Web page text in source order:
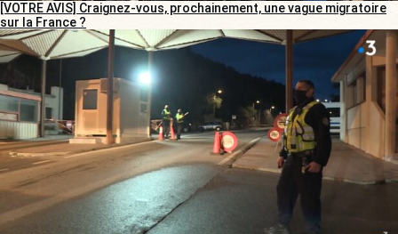
[VOTRE AVIS] Craignez-vous, prochainement, une vague migratoire
sur la France ?